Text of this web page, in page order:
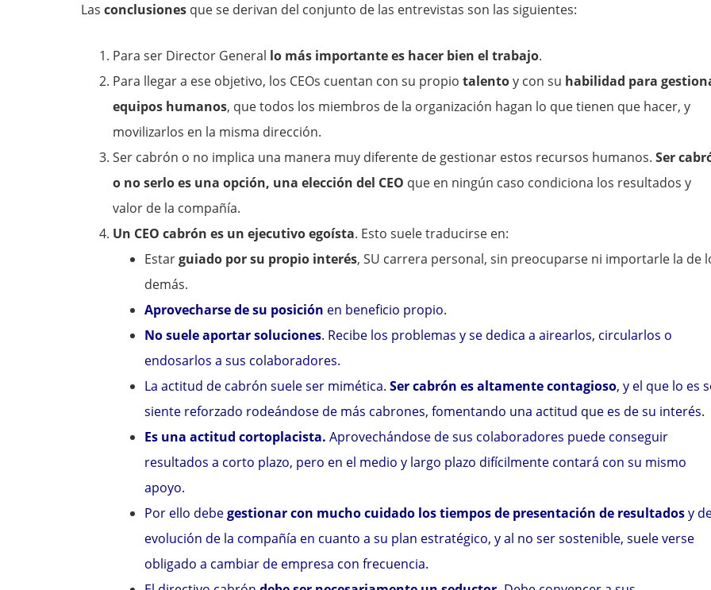
Las conclusiones que se derivan del conjunto de las entrevistas son las siguientes:
Para ser Director General lo más importante es hacer bien el trabajo.
Para llegar a ese objetivo, los CEOs cuentan con su propio talentoy con su habilidad para
equipos humanos, que todos los miembros de la organización hagan lo que tienen que hacer, y
movilizarlos en la misma dirección.
Ser cabrón o no implica una manera muy diferente de gestionar estos recursos humanos. Ser
o no serlo es una opción, una elección del CEO que en ningún caso condiciona los resultados y
valor de la compañía.
Un CEO cabrón es un ejecutivo egoísta. Esto suele traducirse en:
Estarguiado por su propio interés, SU carrera personal, sin preocuparse ni importarle la de
demás.
Aprovecharse de su posición en beneficio propio.
No suele aportar soluciones. Recibe los problemas y se dedica a airearlos, circularlos o
endosarlos a sus colaboradores.
La actitud de cabrón suele ser mimética. Ser cabrón es altamente contagioso, y el que lo es
siente reforzado rodeándose de más cabrones, fomentando una actitud que es de su interés.
Es una actitud cortoplacista. Aprovechándose de sus colaboradores puede conseguir
resultados a corto plazo, pero en el medio y largo plazo difícilmente contará con su mismo
apoyo.
Por ello debegestionar con mucho cuidado los tiempos de presentación de resultadosy
evolución de la compañía en cuanto a su plan estratégico, y al no ser sostenible, suele verse
obligado a cambiar de empresa con frecuencia.